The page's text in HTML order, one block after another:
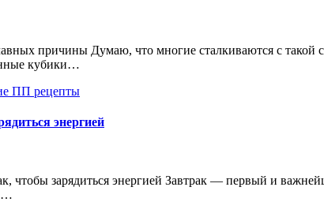
причины Думаю, что многие сталкиваются с такой
кубики…
ПП рецепты
энергией
чтобы зарядиться энергией Завтрак — первый и